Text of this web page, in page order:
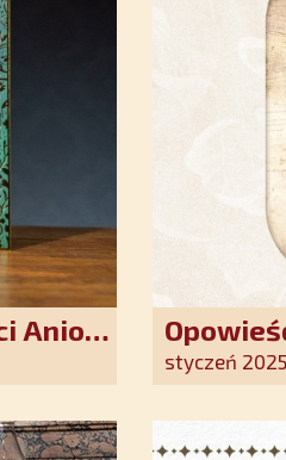
Anioła
oddania
styczeń 2025